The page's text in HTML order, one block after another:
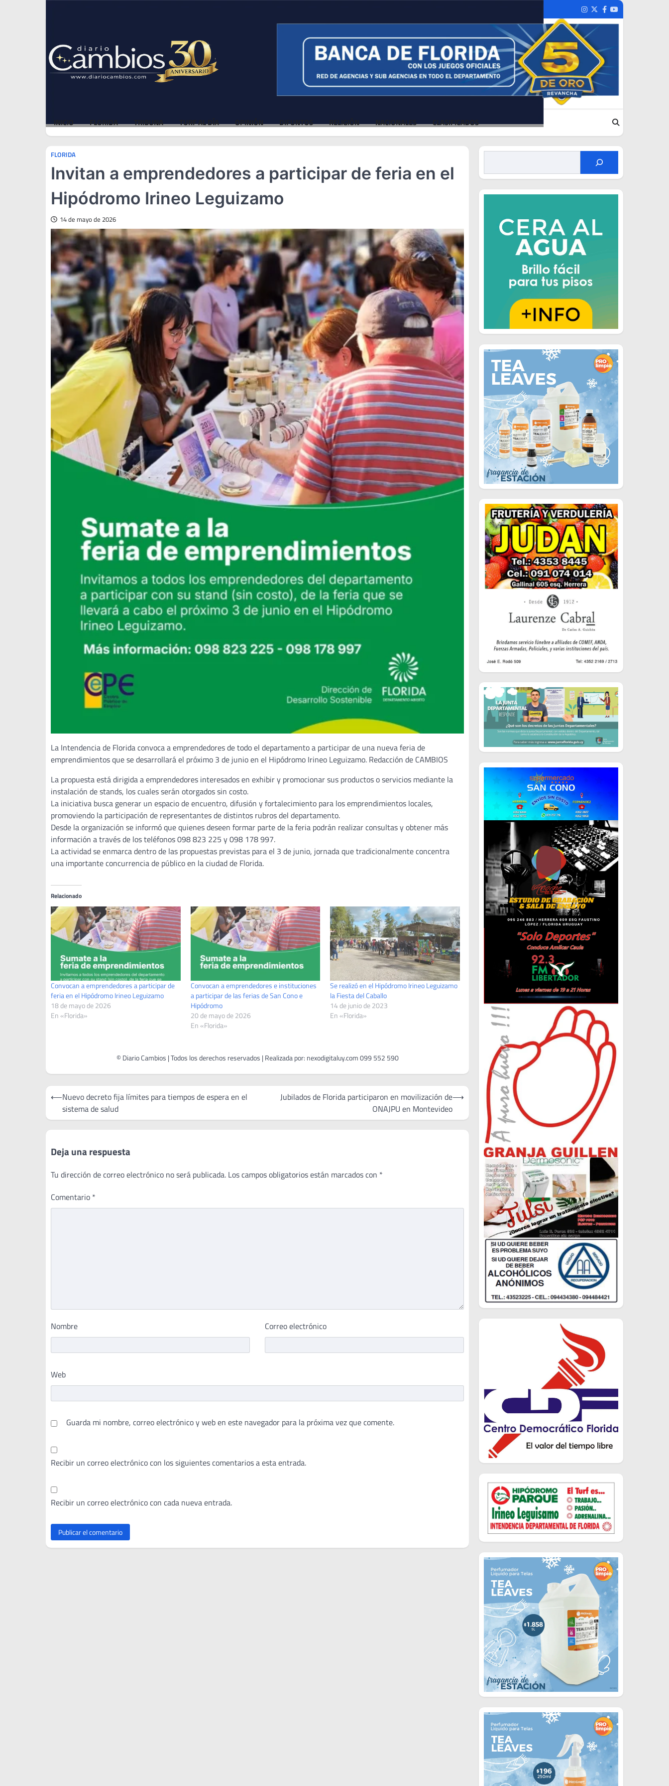
Instagram
TwitterFacebook
Youtube
INICIO FLORIDA TRIBUNA TURF AL DÍA OPINIÓN DIFUNTOS RELIGIÓN NACIONALES CLASIFICADOS
FLORIDA
Invitan a emprendedores a participar de feria en el
Hipódromo Irineo Leguizamo
14 de mayo de 2026
La Intendencia de Florida convoca a emprendedores de todo el departamento a participar de una nueva feria de
emprendimientos que se desarrollará el próximo 3 de junio en el Hipódromo Irineo Leguizamo. Redacción de CAMBIOS
La propuesta está dirigida a emprendedores interesados en exhibir y promocionar sus productos o servicios mediante la
instalación de stands, los cuales serán otorgados sin costo.
La iniciativa busca generar un espacio de encuentro, difusión y fortalecimiento para los emprendimientos locales,
promoviendo la participación de representantes de distintos rubros del departamento.
Desde la organización se informó que quienes deseen formar parte de la feria podrán realizar consultas y obtener más
información a través de los teléfonos 098 823 225 y 098 178 997.
La actividad se enmarca dentro de las propuestas previstas para el 3 de junio, jornada que tradicionalmente concentra
una importante concurrencia de público en la ciudad de Florida.
Relacionado
Convocan a emprendedores a participar de
feria en el Hipódromo Irineo Leguizamo
18 de mayo de 2026
En «Florida»
Convocan a emprendedores e instituciones
a participar de las ferias de San Cono e
Hipódromo
20 de mayo de 2026
En «Florida»
Se realizó en el Hipódromo Irineo Leguizamo
la Fiesta del Caballo
14 de junio de 2023
En «Florida»
Navegación
entradas
⟵Nuevo decreto fija límites para tiempos de espera en el
sistema de salud
Jubilados de Florida participaron en movilización de
ONAJPU en Montevideo
⟶
Deja una respuesta
Tu dirección de correo electrónico no será publicada. Los campos obligatorios están marcados con *
Comentario *
Nombre Correo electrónico
Web
Guarda mi nombre, correo electrónico y web en este navegador para la próxima vez que comente.
Recibir un correo electrónico con los siguientes comentarios a esta entrada.
Recibir un correo electrónico con cada nueva entrada.